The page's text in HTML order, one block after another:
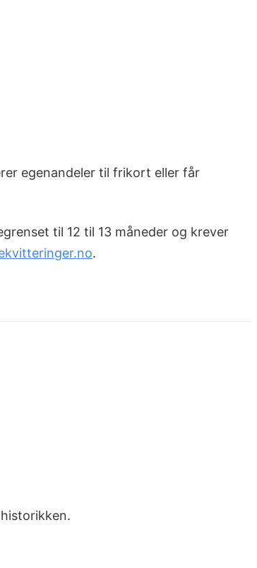
egenandeler til frikort eller får
til 12 til 13 måneder og krever
.